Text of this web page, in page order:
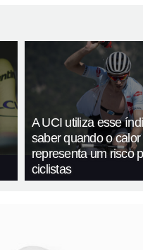
A UCI utiliza esse
saber quando o calor
representa um risco
ciclistas